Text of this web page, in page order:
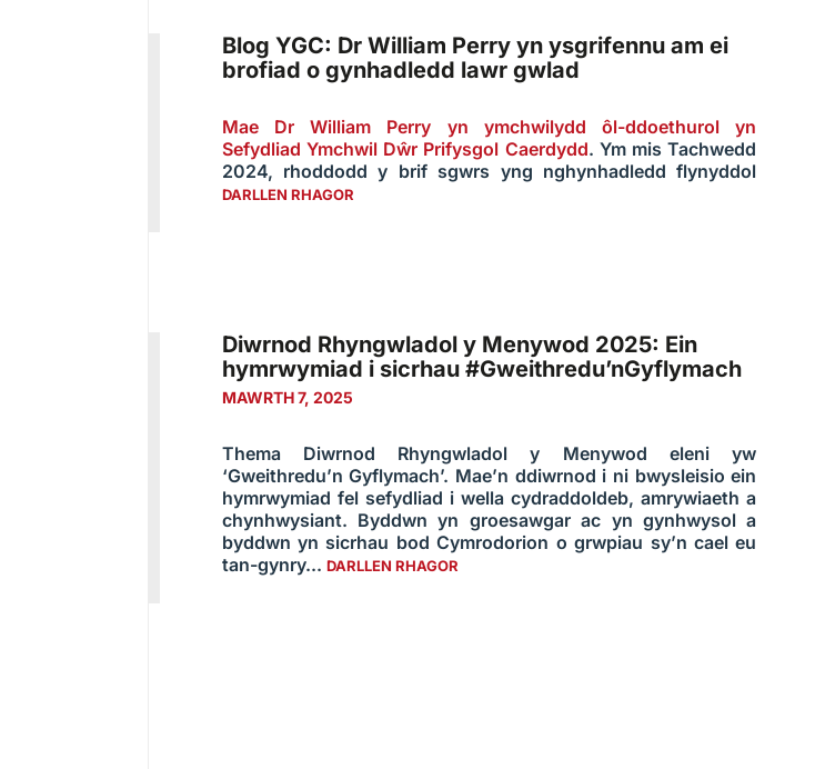
Blog YGC: Dr William Perry yn ysgrifennu am ei
brofiad o gynhadledd lawr gwlad
Mae Dr William Perry yn ymchwilydd ôl-ddoethurol yn
Sefydliad Ymchwil Dŵr Prifysgol Caerdydd. Ym mis Tachwedd
2024, rhoddodd y brif sgwrs yng nghynhadledd flynyddol
DARLLEN RHAGOR
Diwrnod Rhyngwladol y Menywod 2025: Ein
hymrwymiad i sicrhau #Gweithredu’nGyflymach
MAWRTH 7, 2025
Thema Diwrnod Rhyngwladol y Menywod eleni yw
‘Gweithredu’n Gyflymach’. Mae’n ddiwrnod i ni bwysleisio ein
hymrwymiad fel sefydliad i wella cydraddoldeb, amrywiaeth a
chynhwysiant. Byddwn yn groesawgar ac yn gynhwysol a
byddwn yn sicrhau bod Cymrodorion o grwpiau sy’n cael eu
tan-gynry... DARLLEN RHAGOR